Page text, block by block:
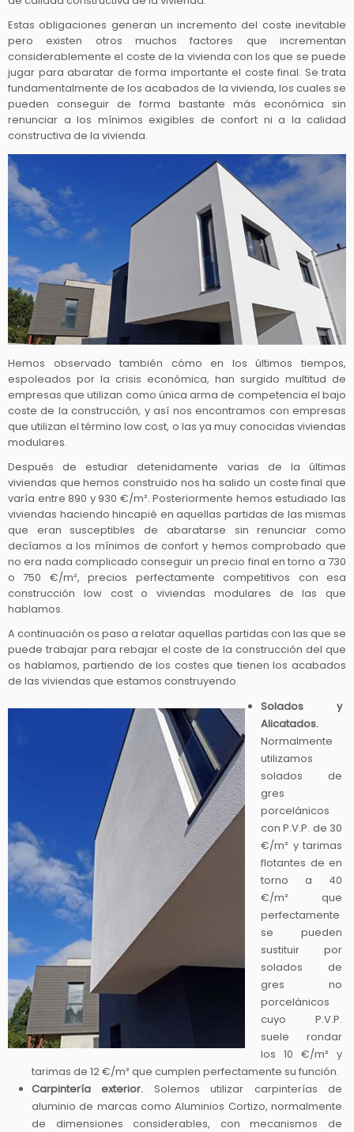
Estas obligaciones generan un incremento del coste inevitable
pero existen otros muchos factores que incrementan
considerablemente el coste de la vivienda con los que se puede
jugar para abaratar de forma importante el coste final. Se trata
fundamentalmente de los acabados de la vivienda, los cuales se
pueden conseguir de forma bastante más económica sin
renunciar a los mínimos exigibles de confort ni a la calidad
constructiva de la vivienda.
Hemos observado también cómo en los últimos tiempos,
espoleados por la crisis económica, han surgido multitud de
empresas que utilizan como única arma de competencia el bajo
coste de la construcción, y así nos encontramos con empresas
que utilizan el término low cost, o las ya muy conocidas viviendas
modulares.
Después de estudiar detenidamente varias de la últimas
viviendas que hemos construido nos ha salido un coste final que
varía entre 890 y 930 €/m². Posteriormente hemos estudiado las
viviendas haciendo hincapié en aquellas partidas de las mismas
que eran susceptibles de abaratarse sin renunciar como
decíamos a los mínimos de confort y hemos comprobado que
no era nada complicado conseguir un precio final en torno a 730
o 750 €/m², precios perfectamente competitivos con esa
construcción low cost o viviendas modulares de las que
hablamos.
A continuación os paso a relatar aquellas partidas con las que se
puede trabajar para rebajar el coste de la construcción del que
os hablamos, partiendo de los costes que tienen los acabados
de las viviendas que estamos construyendo.
Solados y
Alicatados.
Normalmente
utilizamos
solados de
gres
porcelánicos
con P.V.P. de 30
€/m² y tarimas
flotantes de en
torno a 40
€/m² que
perfectamente
se pueden
sustituir por
solados de
gres no
porcelánicos
cuyo P.V.P.
suele rondar
los 10 €/m² y
tarimas de 12 €/m² que cumplen perfectamente su función.
Carpintería exterior. Solemos utilizar carpinterías de
aluminio de marcas como Aluminios Cortizo, normalmente
de dimensiones considerables, con mecanismos de